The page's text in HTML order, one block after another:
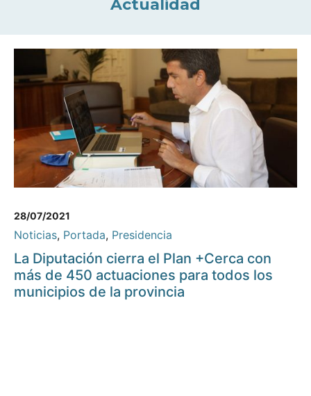
Actualidad
28/07/2021
Noticias, Portada, Presidencia
La Diputación cierra el Plan +Cerca con
más de 450 actuaciones para todos los
municipios de la provincia